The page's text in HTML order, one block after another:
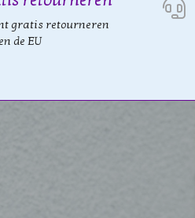
gratis retourneren
de EU